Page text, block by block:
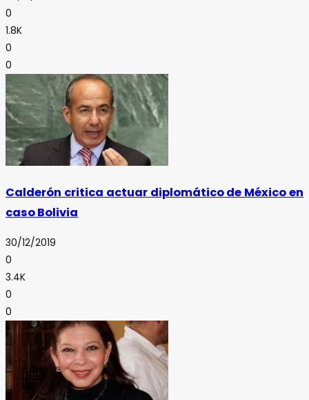
0
1.8K
0
0
Calderón critica actuar diplomático de México en
caso Bolivia
30/12/2019
0
3.4K
0
0